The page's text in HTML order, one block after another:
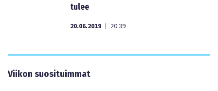
tulee
20.06.2019 | 20:39
Viikon suosituimmat